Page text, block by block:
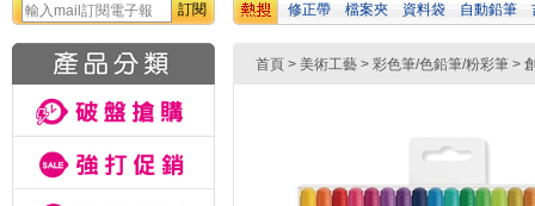
訂閱 修正帶 檔案夾 資料袋 自動鉛筆
首頁 > 美術工藝 > 彩色筆/色鉛筆/粉彩筆 >